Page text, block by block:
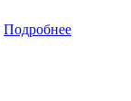
Подробнее